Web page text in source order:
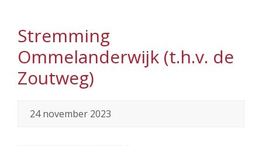
Stremming
Ommelanderwijk (t.h.v. de
Zoutweg)
24 november 2023